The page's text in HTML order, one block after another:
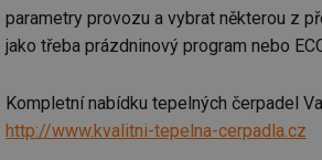
parametry provozu a vybrat některou z
jako třeba prázdninový program nebo
Kompletní nabídku tepelných čerpadel
http://www.kvalitni-tepelna-cerpadla.cz